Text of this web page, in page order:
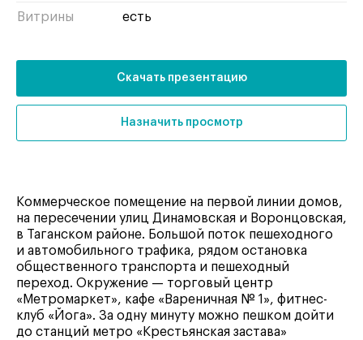
Витрины есть
Скачать презентацию
Назначить просмотр
Коммерческое помещение на первой линии домов,
на пересечении улиц Динамовская и Воронцовская,
в Таганском районе. Большой поток пешеходного
и автомобильного трафика, рядом остановка
общественного транспорта и пешеходный
переход. Окружение — торговый центр
«Метромаркет», кафе «Вареничная № 1», фитнес-
клуб «Йога». За одну минуту можно пешком дойти
до станций метро «Крестьянская застава»